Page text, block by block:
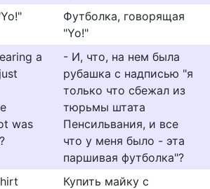
Футболка, говорящая
"Yo!"
a
was
- И, что, на нем была
рубашка с надписью "я
только что сбежал из
тюрьмы штата
Пенсильвания, и все
что у меня было - эта
паршивая футболка"?
Купить майку с